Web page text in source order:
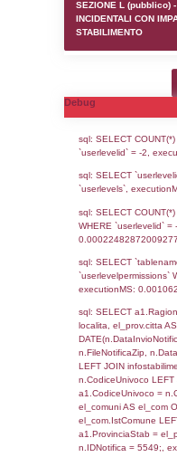
DI CUI
DELLA